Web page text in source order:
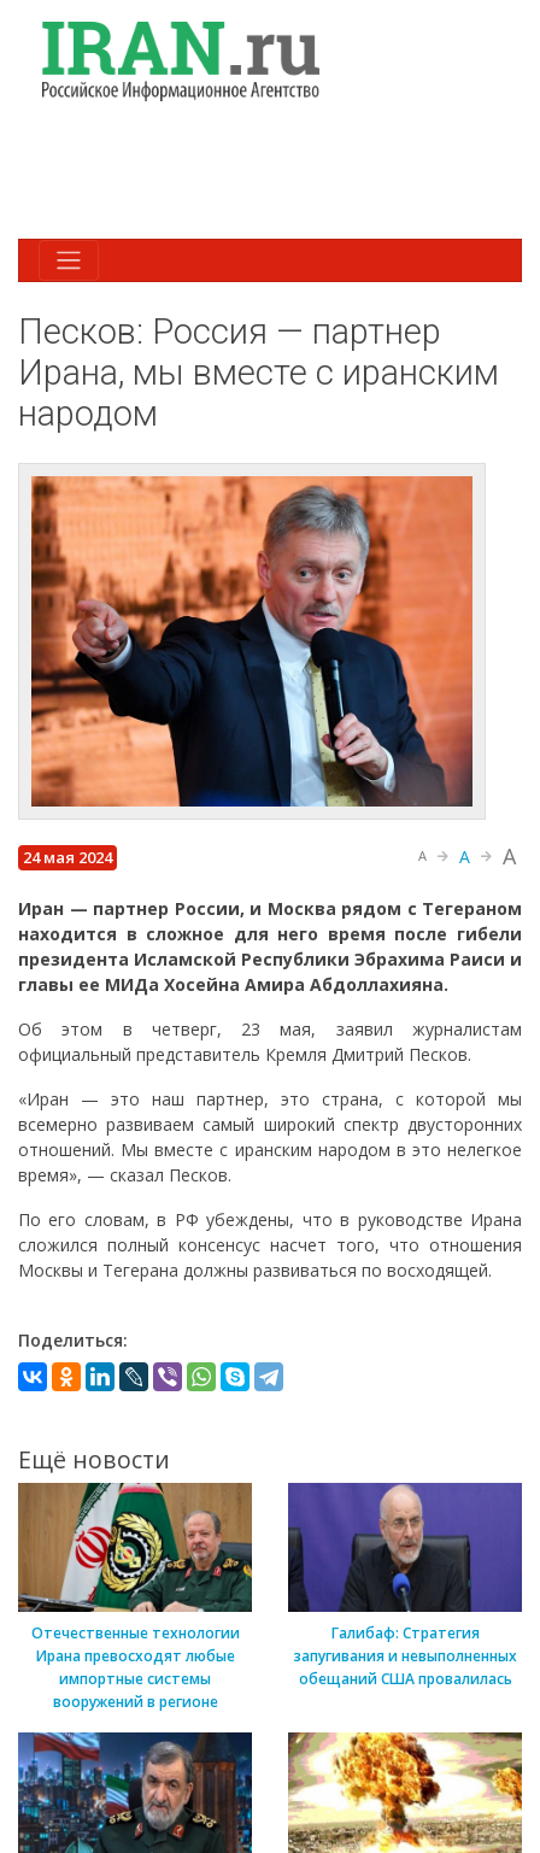
Песков: Россия — партнер
Ирана, мы вместе с иранским
народом
24 мая 2024 A A A
Иран — партнер России, и Москва рядом с Тегераном
находится в сложное для него время после гибели
президента Исламской Республики Эбрахима Раиси и
главы ее МИДа Хосейна Амира Абдоллахияна.
Об этом в четверг, 23 мая, заявил журналистам
официальный представитель Кремля Дмитрий Песков.
«Иран — это наш партнер, это страна, с которой мы
всемерно развиваем самый широкий спектр двусторонних
отношений. Мы вместе с иранским народом в это нелегкое
время», — сказал Песков.
По его словам, в РФ убеждены, что в руководстве Ирана
сложился полный консенсус насчет того, что отношения
Москвы и Тегерана должны развиваться по восходящей.
Поделиться:
Ещё новости
Отечественные технологии
Ирана превосходят любые
импортные системы
вооружений в регионе
Галибаф: Стратегия
запугивания и невыполненных
обещаний США провалилась